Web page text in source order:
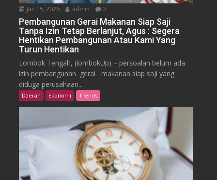
Jan 15, 2026 admin 0
Pembangunan Gerai Makanan Siap Saji
Tanpa Izin Tetap Berlanjut, Agus : Segera
Hentikan Pembangunan Atau Kami Yang
Turun Hentikan
Lombok Tengah, (lombokUp) – persoalan belum ada
izin pembangunan gerai makanan siap saji yang
diduga perusahaan...
Daerah Ekonomi Trends